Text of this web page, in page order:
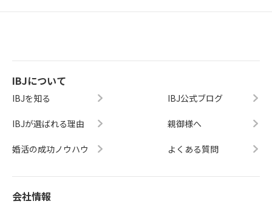
IBJについて
IBJを知る
IBJが選ばれる理由
婚活の成功ノウハウ
IBJ公式ブログ
親御様へ
よくある質問
会社情報